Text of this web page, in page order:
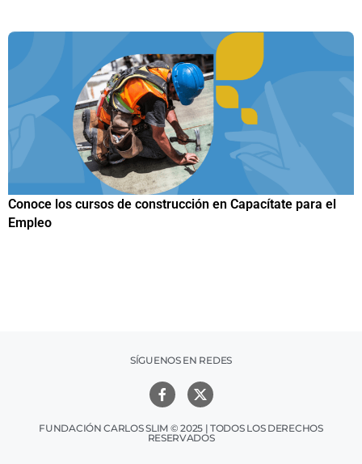
el
Papuchis y el Sueño Michoacano como alternativa
productiva
SÍGUENOS EN REDES
FUNDACIÓN CARLOS SLIM © 2025 | TODOS LOS DERECHOS
RESERVADOS